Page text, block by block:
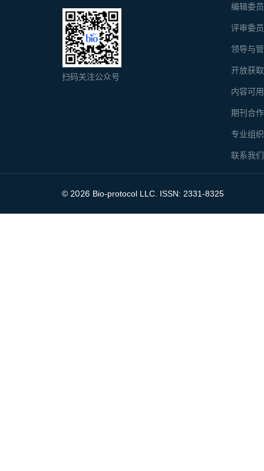
编辑委
评审委
领导与
开放获
内容可
期刊合
专业组
联系我们
扫码关注公众号
© 2026 Bio-protocol LLC. ISSN: 2331-8325